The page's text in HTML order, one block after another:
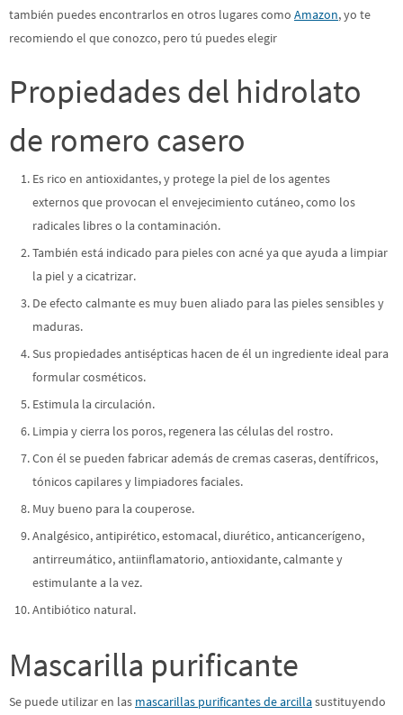
también puedes encontrarlos en otros lugares como Amazon, yo te
recomiendo el que conozco, pero tú puedes elegir
Propiedades del hidrolato
de romero casero
Es rico en antioxidantes, y protege la piel de los agentes
externos que provocan el envejecimiento cutáneo, como los
radicales libres o la contaminación.
También está indicado para pieles con acné ya que ayuda a limpiar
la piel y a cicatrizar.
De efecto calmante es muy buen aliado para las pieles sensibles y
maduras.
Sus propiedades antisépticas hacen de él un ingrediente ideal para
formular cosméticos.
Estimula la circulación.
Limpia y cierra los poros, regenera las células del rostro.
Con él se pueden fabricar además de cremas caseras, dentífricos,
tónicos capilares y limpiadores faciales.
Muy bueno para la couperose.
Analgésico, antipirético, estomacal, diurético, anticancerígeno,
antirreumático, antiinflamatorio, antioxidante, calmante y
estimulante a la vez.
Antibiótico natural.
Mascarilla purificante
Se puede utilizar en las mascarillas purificantes de arcillasustituyendo